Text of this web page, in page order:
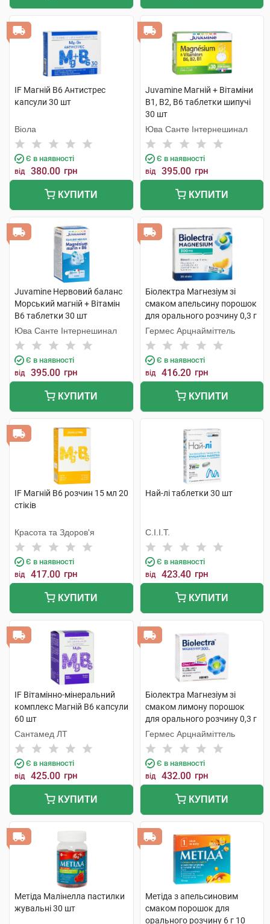
IF Магній В6 Антистрес
капсули 30 шт
Віола
Є в наявності
від 380.00 грн
КУПИТИ
Juvamine Магній + Вітаміни
В1, В2, В6 таблетки шипучі
30 шт
Юва Санте Інтернешинал
Є в наявності
від 395.00 грн
КУПИТИ
Juvamine Нервовий баланс
Морський магній + Вітамін
B6 таблетки 30 шт
Юва Санте Інтернешинал
Є в наявності
від 395.00 грн
КУПИТИ
Біолектра Магнезіум зі
смаком апельсину порошок
для орального розчину 0,3 г
20 шт
Гермес Арцнайміттель
Є в наявності
від 416.20 грн
КУПИТИ
IF Магній B6 розчин 15 мл 20
стіків
Красота та Здоров'я
Є в наявності
від 417.00 грн
КУПИТИ
Най-лі таблетки 30 шт
С.І.І.Т.
Є в наявності
від 423.40 грн
КУПИТИ
IF Вітамінно-мінеральний
комплекс Магній B6 капсули
60 шт
Сантамед ЛТ
Є в наявності
від 425.00 грн
КУПИТИ
Біолектра Магнезіум зі
смаком лимону порошок
для орального розчину 0,3 г
20 саше
Гермес Арцнайміттель
Є в наявності
від 432.00 грн
КУПИТИ
Метіда Малінелла пастилки
жувальні 30 шт
Метіда з апельсиновим
смаком порошок для
орального розчину 6 г 10